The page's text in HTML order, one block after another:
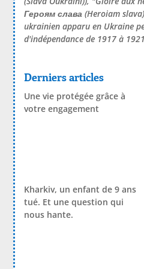
Героям слава (Heroiam
ukrainien apparu en Ukraine
d'indépendance de 1917 à
Derniers articles
Une vie protégée grâce à
votre engagement
Kharkiv, un enfant de 9 ans
tué. Et une question qui
nous hante.